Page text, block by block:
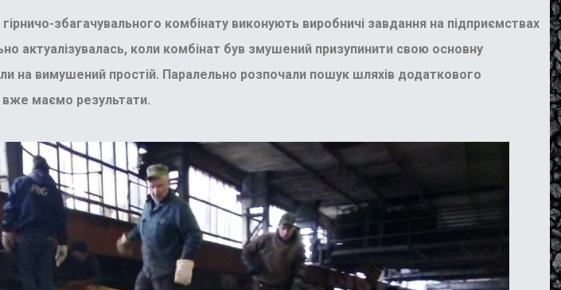
збагачувального комбінату виконують виробничі завдання на підприємствах
актуалізувалась, коли комбінат був змушений призупинити свою основну
на вимушений простій. Паралельно розпочали пошук шляхів додаткового
вже маємо результати.